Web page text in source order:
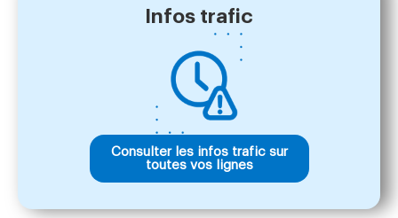
Infos trafic
Consulter les infos trafic sur
toutes vos lignes